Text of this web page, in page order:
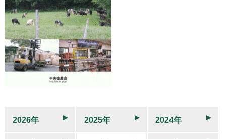
2026年 2025年 2024年